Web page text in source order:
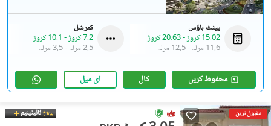
پینٹ ہاؤس
15.02 کروڑ
-20.63 کروڑ
11.6 مرلہ
-12.5 مرلہ
کمرشل
7.2 کروڑ
- 10.1 کروڑ
2.5 مرلہ
-3.5 مرلہ
محفوظ کریں کال ای میل
مقبول ترین ٹائیٹینیم